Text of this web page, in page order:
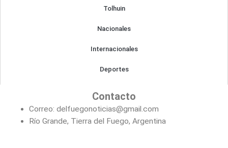
Tolhuin
Nacionales
Internacionales
Deportes
Contacto
Correo: delfuegonoticias@gmail.com
Río Grande, Tierra del Fuego, Argentina